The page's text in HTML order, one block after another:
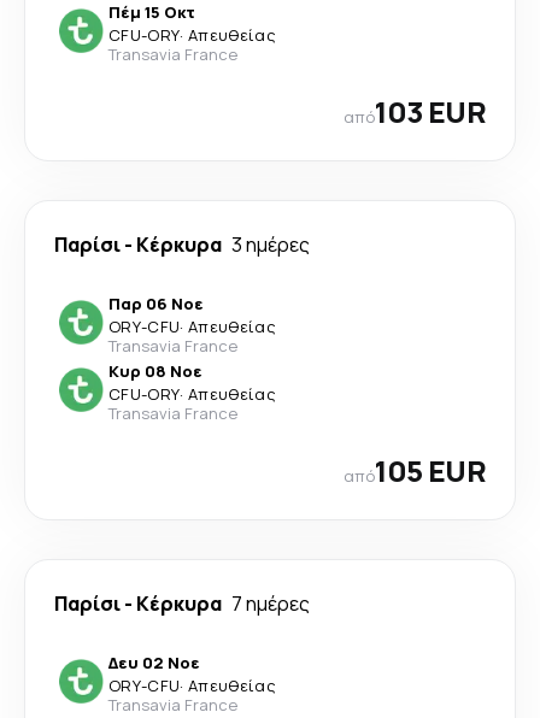
Πέμ 15 Οκτ
CFU-ORY· Απευθείας
Transavia France
από103 EUR
Παρίσι- Κέρκυρα 3 ημέρες
Παρ 06 Νοε
ORY-CFU· Απευθείας
Transavia France
Κυρ 08 Νοε
CFU-ORY· Απευθείας
Transavia France
από105 EUR
Παρίσι- Κέρκυρα 7 ημέρες
Δευ 02 Νοε
ORY-CFU· Απευθείας
Transavia France